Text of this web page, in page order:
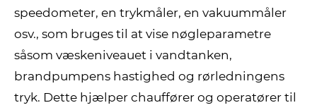
speedometer, en trykmåler, en vakuummåler
osv., som bruges til at vise nøgleparametre
såsom væskeniveauet i vandtanken,
brandpumpens hastighed og rørledningens
tryk. Dette hjælper chauffører og operatører til